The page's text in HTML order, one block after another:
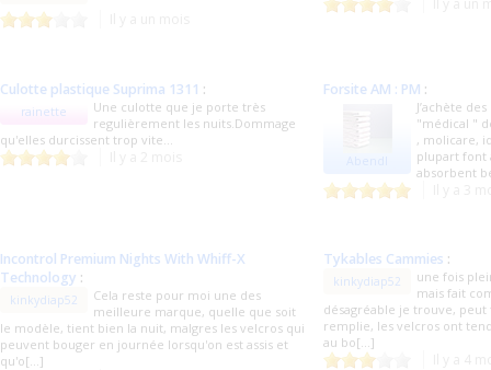
Culotte plastique Suprima 1311 :
rainette
Une culotte que je porte très
regulièrement les nuits.Dommage
qu'elles durcissent trop vite...
Forsite AM : PM :
Abendl
J’achète
"médical "
, molicare,
plupart font
absorbent
Incontrol Premium Nights With Whiff-X
Technology :
kinkydiap52
Cela reste pour moi une des
meilleure marque, quelle que soit
le modèle, tient bien la nuit, malgres les velcros qui
peuvent bouger en journée lorsqu'on est assis et
qu'o[...]
Tykables Cammies :
kinkydiap52
une fois
mais fait
désagréable je trouve,
remplie, les velcros ont
au bo[...]